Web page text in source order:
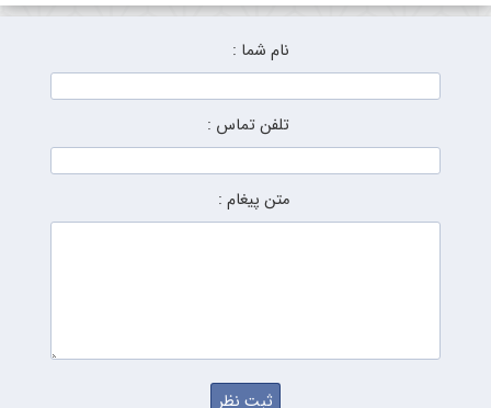
نام شما :
تلفن تماس :
متن پیغام :